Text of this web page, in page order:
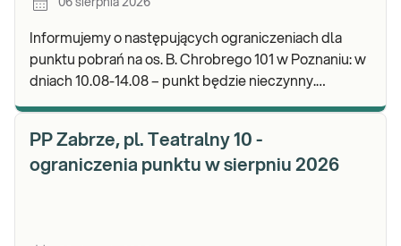
06 sierpnia 2026
Informujemy o następujących ograniczeniach dla
punktu pobrań na os. B. Chrobrego 101 w Poznaniu: w
dniach 10.08-14.08 – punkt będzie nieczynny.
PP Zabrze, pl. Teatralny 10 -
ograniczenia punktu w sierpniu 2026